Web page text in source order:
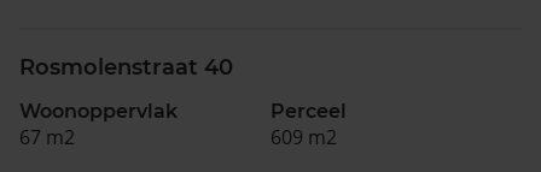
Rosmolenstraat 40
Woonoppervlak
67 m2
Perceel
609 m2